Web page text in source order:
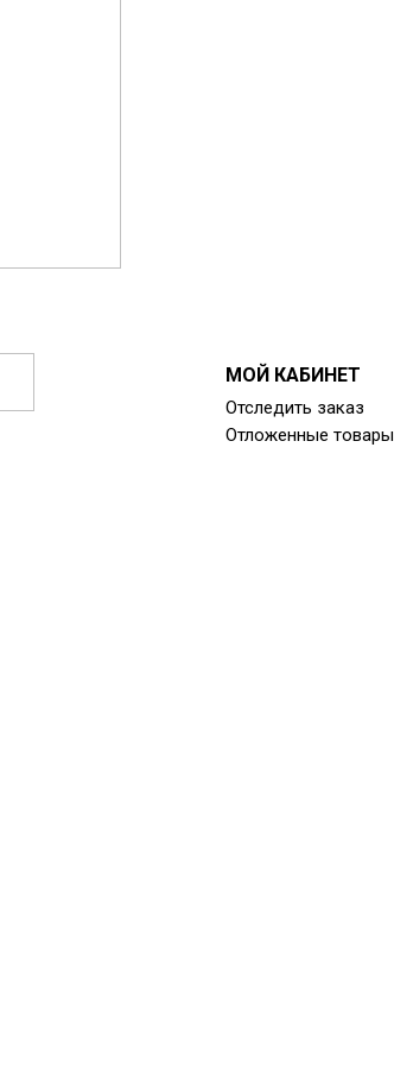
МОЙ КАБИНЕТ
Отследить заказ
Отложенные товары